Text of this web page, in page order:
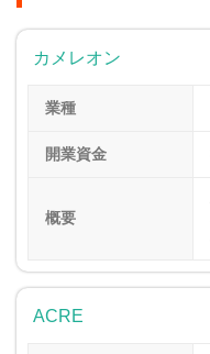
カメレオン
業種
開業資金
概要
ACRE